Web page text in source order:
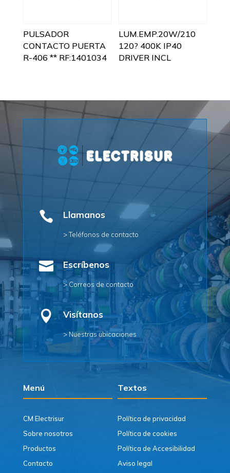
PULSADOR
CONTACTO PUERTA
R-406 ** RF:1401034
LUM.EMP.20W/210
120? 400K IP40
DRIVER INCL
 Llamanos
> Teléfonos de contacto
 Escríbenos
> Correos de contacto
 Visítanos
> Nuestras ubicaciones
Menú Textos
CM Electrisur
Sobre nosotros
Productos
Contacto
Política de privacidad
Política de cookies
Política de Accesibilidad
Aviso legal